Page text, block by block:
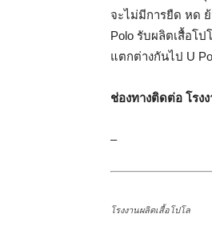
จะไม่มีการยืด หด
Polo รับผลิตเสื้อโป
แตกต่างกันไป U
ช่องทางติดต่อ โรง
–
โรงงานผลิตเสื้อโปโล